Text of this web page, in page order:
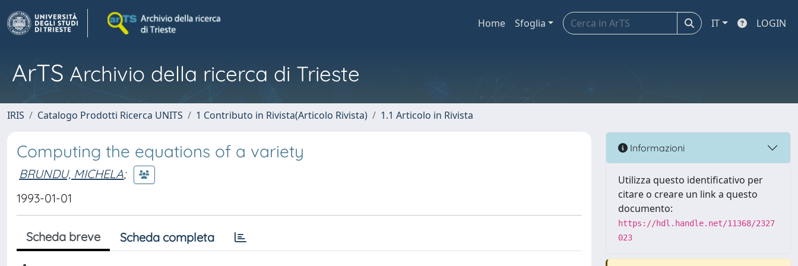
Home Sfoglia IT LOGIN
ArTS Archivio della ricerca di Trieste
IRIS Catalogo Prodotti Ricerca UNITS 1 Contributo in Rivista(Articolo Rivista) 1.1 Articolo in Rivista
Computing the equations of a variety
BRUNDU, MICHELA;
1993-01-01
Scheda breve Scheda completa
Informazioni
Utilizza questo identificativo per
citare o creare un link a questo
documento:
https://hdl.handle.net/11368/2327
023